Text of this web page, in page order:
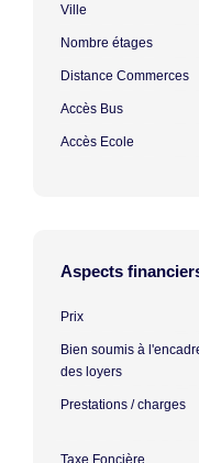
Ville
Nombre étages
Distance Commerces
Accès Bus
Accès Ecole
Aspects
Prix
Bien soumis à
des loyers
Prestations / charges
Taxe Foncière